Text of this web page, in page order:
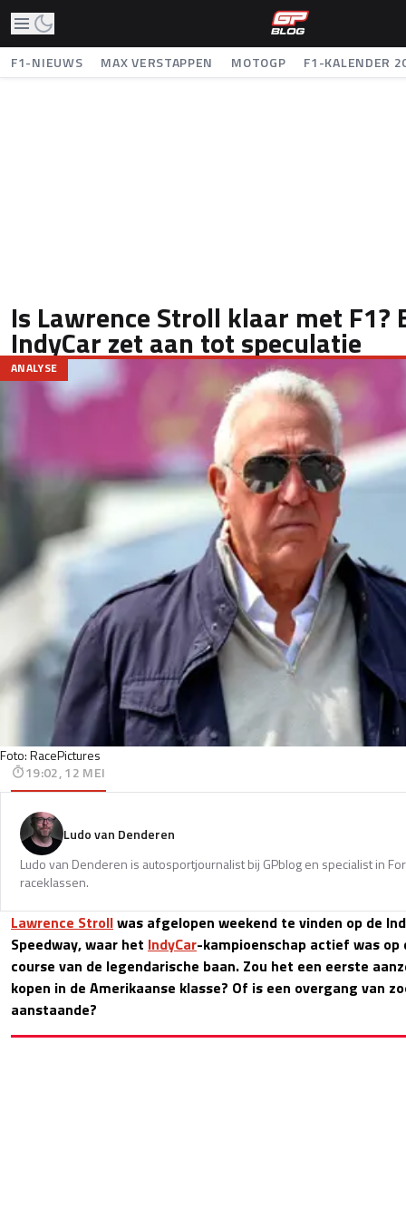
F1-NIEUWS MAX VERSTAPPEN MOTOGP F1-KALENDER
Is Lawrence Stroll klaar met F1?
IndyCar zet aan tot speculatie
Foto: RacePictures
ANALYSE
19:02, 12 MEI
Ludo van Denderen
Ludo van Denderen is autosportjournalist bij GPblog en specialist in
raceklassen.
Lawrence Strollwas afgelopen weekend te vinden op de
Speedway, waar het IndyCar-kampioenschap actief was op
course van de legendarische baan. Zou het een eerste
kopen in de Amerikaanse klasse? Of is een overgang van
aanstaande?